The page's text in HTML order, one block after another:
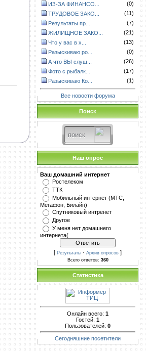
ИЗ-ЗА ФИНАНСО...
(0)
ТРУДОВОЕ ЗАКО...
(11)
Результаты пр...
(7)
ЖИЛИЩНОЕ ЗАКО...
(21)
Что у вас в х...
(13)
Разыскиваю ро...
(0)
А что ВЫ слуш...
(26)
Фото с рыбалк...
(17)
Разыскиваю Ко...
(1)
Все новости форума
Поиск
Наш опрос
Ваш домашний интернет
Ростелеком
ТТК
Мобильный интернет (МТС,
Мегафон, Билайн)
Спутниковый интренет
Другое
У меня нет домашнего
интернета(
[ Результаты · Архив опросов ]
Всего ответов: 360
Статистика
Онлайн всего: 1
Гостей: 1
Пользователей: 0
Сегодняшние посетители